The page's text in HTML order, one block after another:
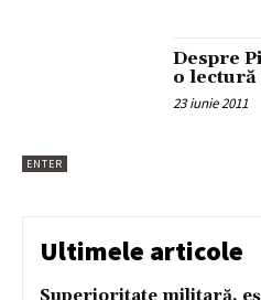
ENTER
Despre
o lectură
23 iunie 2011
Ultimele articole